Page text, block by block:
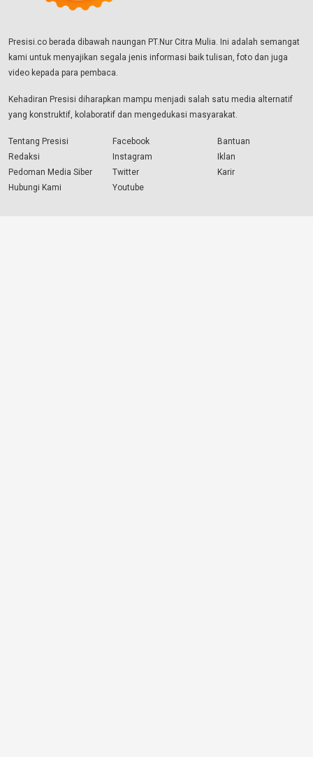
Presisi.co berada dibawah naungan PT.Nur Citra Mulia. Ini adalah semangat
kami untuk menyajikan segala jenis informasi baik tulisan, foto dan juga
video kepada para pembaca.
Kehadiran Presisi diharapkan mampu menjadi salah satu media alternatif
yang konstruktif, kolaboratif dan mengedukasi masyarakat.
Tentang Presisi
Redaksi
Pedoman Media Siber
Hubungi Kami
Facebook
Instagram
Twitter
Youtube
Bantuan
Iklan
Karir